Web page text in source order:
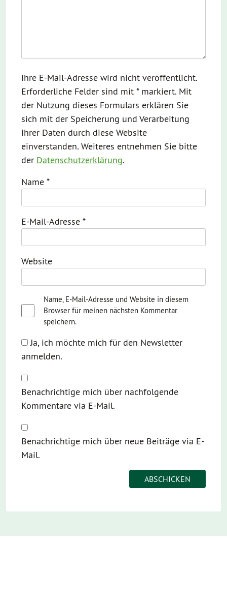
Ihre E-Mail-Adresse wird nicht veröffentlicht.
Erforderliche Felder sind mit * markiert. Mit
der Nutzung dieses Formulars erklären Sie
sich mit der Speicherung und Verarbeitung
Ihrer Daten durch diese Website
einverstanden. Weiteres entnehmen Sie bitte
der Datenschutzerklärung.
Name *
E-Mail-Adresse *
Website
Name, E-Mail-Adresse und Website in diesem
Browser für meinen nächsten Kommentar
speichern.
Ja, ich möchte mich für den Newsletter
anmelden.
Benachrichtige mich über nachfolgende
Kommentare via E-Mail.
Benachrichtige mich über neue Beiträge via E-
Mail.